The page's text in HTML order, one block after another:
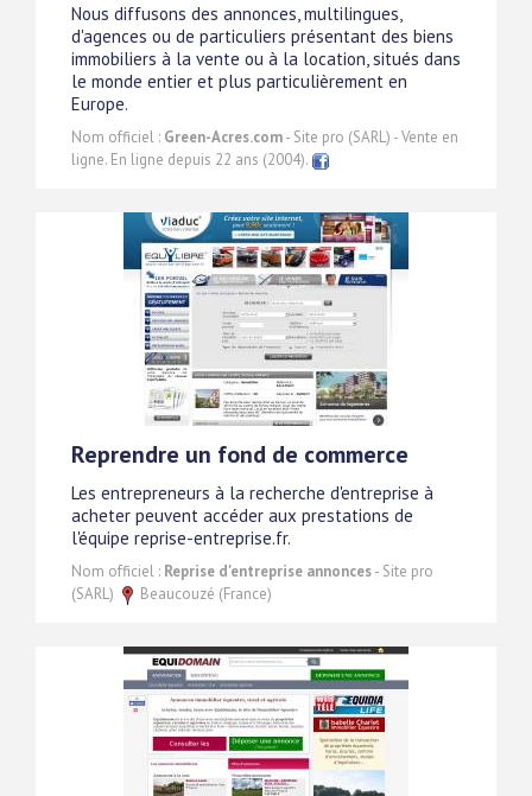
Nous diffusons des annonces, multilingues,
d'agences ou de particuliers présentant des biens
immobiliers à la vente ou à la location, situés dans
le monde entier et plus particulièrement en
Europe.
Nom officiel : Green-Acres.com- Site pro (SARL) - Vente en
ligne. En ligne depuis 22 ans (2004).
Reprendre un fond de commerce
Les entrepreneurs à la recherche d'entreprise à
acheter peuvent accéder aux prestations de
l'équipe reprise-entreprise.fr.
Nom officiel : Reprise d'entreprise annonces- Site pro
(SARL)
Beaucouzé (France)